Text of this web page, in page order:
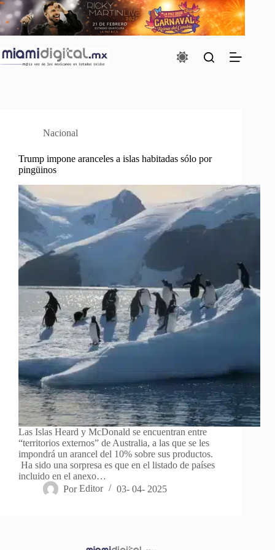
Saltar
al
contenido
Nacional
Trump impone aranceles a islas habitadas sólo por
pingüinos
Las Islas Heard y McDonald se encuentran entre
“territorios externos” de Australia, a las que se les
impondrá un arancel del 10% sobre sus productos.
Ha sido una sorpresa es que en el listado de países
incluido en el anexo…
Por Editor 03- 04- 2025